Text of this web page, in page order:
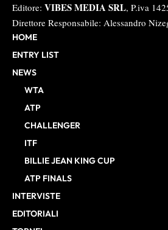
Editore: VIBES MEDIA SRL, P.iva
Direttore Responsabile: Alessandro
HOME
ENTRY LIST
NEWS
WTA
ATP
CHALLENGER
ITF
BILLIE JEAN KING CUP
ATP FINALS
INTERVISTE
EDITORIALI